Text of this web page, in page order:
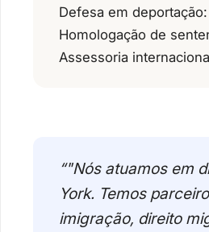
Defesa em
Homologação de
Assessoria
“"Nós atuamos em
York. Temos
imigração, direito